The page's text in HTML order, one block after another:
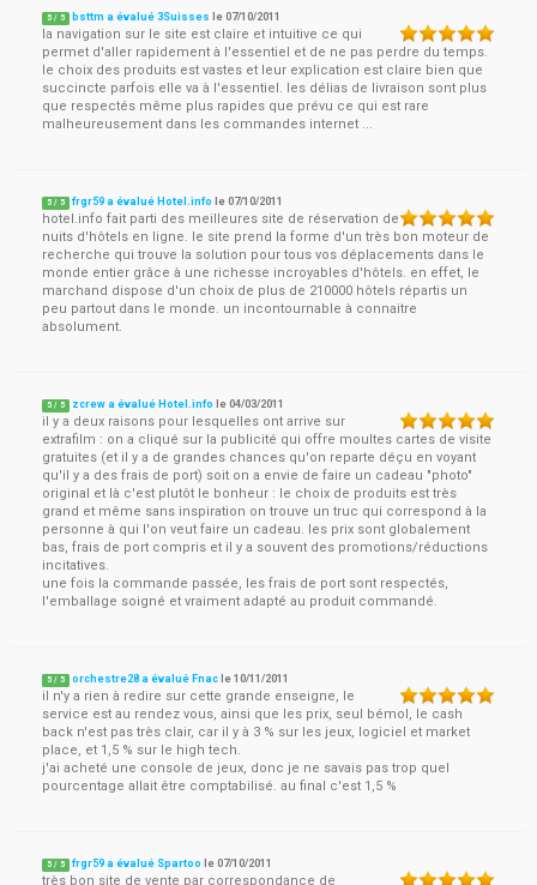
5 / 5 bsttm a évalué 3Suisses le07/10/2011
la navigation sur le site est claire et intuitive ce qui
permet d'aller rapidement à l'essentiel et de ne pas perdre du temps.
le choix des produits est vastes et leur explication est claire bien que
succincte parfois elle va à l'essentiel. les délias de livraison sont plus
que respectés même plus rapides que prévu ce qui est rare
malheureusement dans les commandes internet ...
5 / 5 frgr59 a évalué Hotel.info le07/10/2011
hotel.info fait parti des meilleures site de réservation de
nuits d'hôtels en ligne. le site prend la forme d'un très bon moteur de
recherche qui trouve la solution pour tous vos déplacements dans le
monde entier grâce à une richesse incroyables d'hôtels. en effet, le
marchand dispose d'un choix de plus de 210000 hôtels répartis un
peu partout dans le monde. un incontournable à connaitre
absolument.
5 / 5 zcrew a évalué Hotel.info le04/03/2011
il y a deux raisons pour lesquelles ont arrive sur
extrafilm : on a cliqué sur la publicité qui offre moultes cartes de visite
gratuites (et il y a de grandes chances qu'on reparte déçu en voyant
qu'il y a des frais de port) soit on a envie de faire un cadeau "photo"
original et là c'est plutôt le bonheur : le choix de produits est très
grand et même sans inspiration on trouve un truc qui correspond à la
personne à qui l'on veut faire un cadeau. les prix sont globalement
bas, frais de port compris et il y a souvent des promotions/réductions
incitatives.
une fois la commande passée, les frais de port sont respectés,
l'emballage soigné et vraiment adapté au produit commandé.
5 / 5 orchestre28 a évalué Fnac le10/11/2011
il n'y a rien à redire sur cette grande enseigne, le
service est au rendez vous, ainsi que les prix, seul bémol, le cash
back n'est pas très clair, car il y à 3 % sur les jeux, logiciel et market
place, et 1,5 % sur le high tech.
j'ai acheté une console de jeux, donc je ne savais pas trop quel
pourcentage allait être comptabilisé. au final c'est 1,5 %
5 / 5 frgr59 a évalué Spartoo le07/10/2011
très bon site de vente par correspondance de